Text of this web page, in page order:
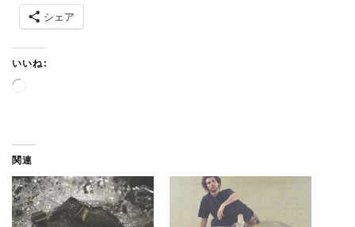
シェア
いいね:
中
…
関連